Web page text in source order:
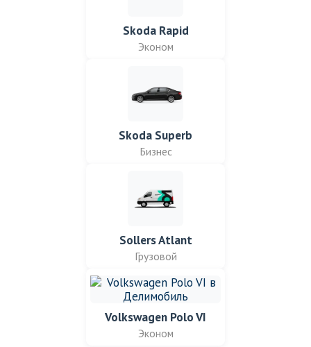
Skoda Rapid
Эконом
Skoda Superb
Бизнес
Sollers Atlant
Грузовой
Volkswagen Polo VI
Эконом